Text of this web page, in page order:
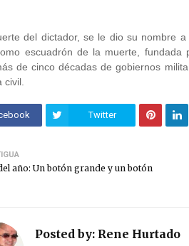
del dictador, se le dio su nombre
escuadrón de la muerte, fundada
de cinco décadas de gobiernos
civil.
Twitter
año: Un botón grande y un botón
Posted by: Rene Hurtado